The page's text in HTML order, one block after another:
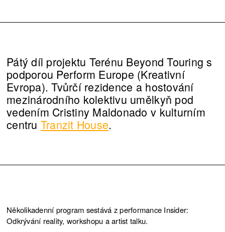
Pátý díl projektu Terénu Beyond Touring s
podporou Perform Europe (Kreativní
Evropa). Tvůrčí rezidence a hostování
mezinárodního kolektivu umělkyň pod
vedením Cristiny Maldonado v kulturním
centru Tranzit House.
Několikadenní program sestává z performance Insider:
Odkrývání reality, workshopu a artist talku.